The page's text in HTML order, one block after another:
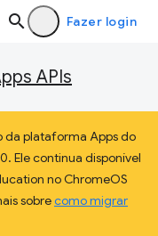
Fazer login
APIs
da plataforma Apps do
Ele continua disponível
no ChromeOS
sobrecomo migrar